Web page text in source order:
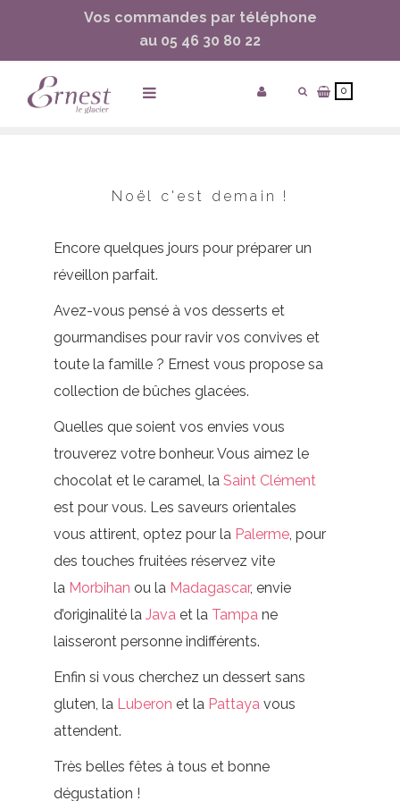
super clone watches
Vos commandes par téléphone
au 05 46 30 80 22
0
Accueil /Noël C'est Demain !
Noël c'est demain !
Encore quelques jours pour préparer un
réveillon parfait.
Avez-vous pensé à vos desserts et
gourmandises pour ravir vos convives et
toute la famille ? Ernest vous propose sa
collection de bûches glacées.
Quelles que soient vos envies vous
trouverez votre bonheur. Vous aimez le
chocolat et le caramel, la Saint Clément
est pour vous. Les saveurs orientales
vous attirent, optez pour la Palerme, pour
des touches fruitées réservez vite
la Morbihan ou la Madagascar, envie
d’originalité la Java et la Tampa ne
laisseront personne indifférents.
Enfin si vous cherchez un dessert sans
gluten, la Luberon et la Pattaya vous
attendent.
Très belles fêtes à tous et bonne
dégustation !